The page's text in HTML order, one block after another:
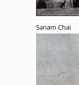
Sanam Chai